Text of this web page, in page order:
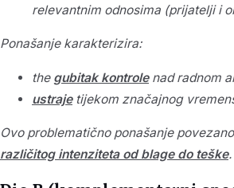
relevantnim odnosima (prijatelji i
Ponašanje karakterizira:
the gubitak kontrolenad radnom
ustrajetijekom značajnog
Ovo problematično ponašanje
različitog intenziteta od blage do teške.